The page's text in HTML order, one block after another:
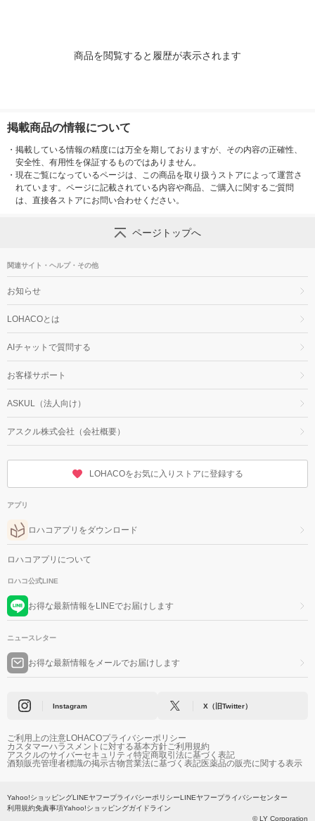
商品を閲覧すると履歴が表示されます
掲載商品の情報について
・ 掲載している情報の精度には万全を期しておりますが、その内容の正確性、
安全性、有用性を保証するものではありません。
・ 現在ご覧になっているページは、この商品を取り扱うストアによって運営さ
れています。ページに記載されている内容や商品、ご購入に関するご質問
は、直接各ストアにお問い合わせください。
ページトップへ
関連サイト・ヘルプ・その他
お知らせ
LOHACOとは
AIチャットで質問する
お客様サポート
ASKUL（法人向け）
アスクル株式会社（会社概要）
LOHACOをお気に入りストアに登録する
アプリ
ロハコアプリをダウンロード
ロハコアプリについて
ロハコ公式LINE
お得な最新情報をLINEでお届けします
ニュースレター
お得な最新情報をメールでお届けします
Instagram X（旧Twitter）
ご利用上の注意LOHACOプライバシーポリシー
カスタマーハラスメントに対する基本方針ご利用規約
アスクルのサイバーセキュリティ特定商取引法に基づく表記
酒類販売管理者標識の掲示古物営業法に基づく表記医薬品の販売に関する表示
Yahoo!ショッピングLINEヤフープライバシーポリシーLINEヤフープライバシーセンター
利用規約免責事項Yahoo!ショッピングガイドライン
© LY Corporation